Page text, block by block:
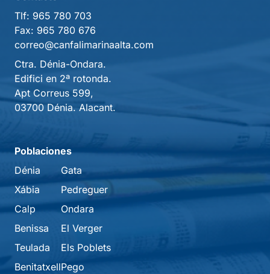
Tlf: 965 780 703
Fax: 965 780 676
correo@canfalimarinaalta.com
Ctra. Dénia-Ondara.
Edifici en 2ª rotonda.
Apt Correus 599,
03700 Dénia. Alacant.
Poblaciones
Dénia
Xábia
Calp
Benissa
Teulada
Benitatxell
Gata
Pedreguer
Ondara
El Verger
Els Poblets
Pego